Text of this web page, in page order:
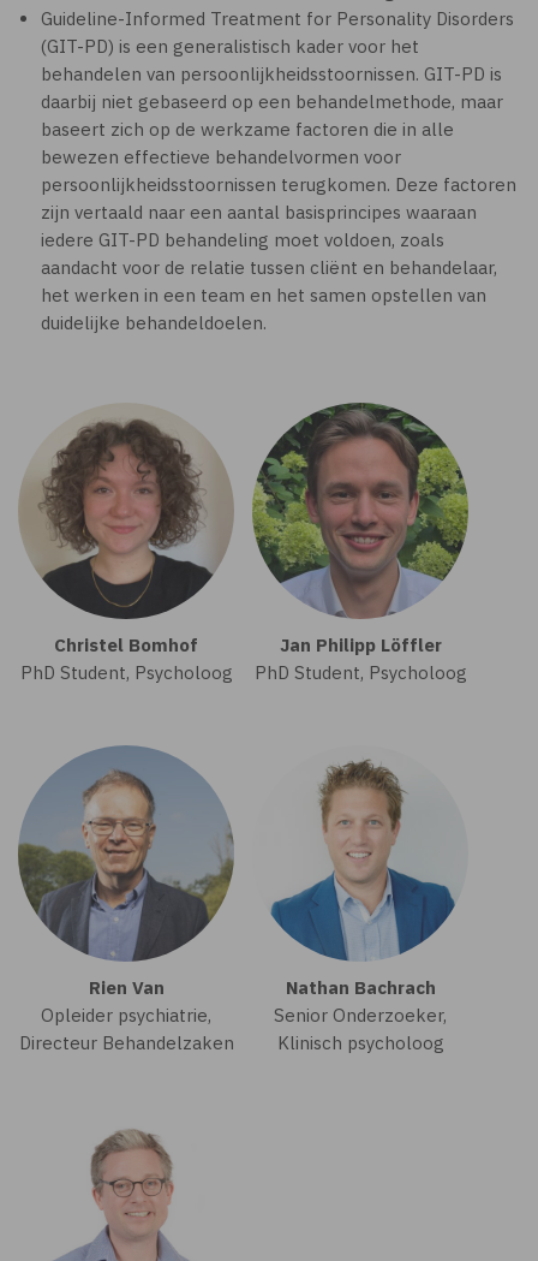
Guideline-Informed Treatment for Personality Disorders
(GIT-PD) is een generalistisch kader voor het
behandelen van persoonlijkheidsstoornissen. GIT-PD is
daarbij niet gebaseerd op een behandelmethode, maar
baseert zich op de werkzame factoren die in alle
bewezen effectieve behandelvormen voor
persoonlijkheidsstoornissen terugkomen. Deze factoren
zijn vertaald naar een aantal basisprincipes waaraan
iedere GIT-PD behandeling moet voldoen, zoals
aandacht voor de relatie tussen cliënt en behandelaar,
het werken in een team en het samen opstellen van
duidelijke behandeldoelen.
Christel Bomhof
PhD Student, Psycholoog
Jan Philipp Löffler
PhD Student, Psycholoog
Rien Van
Opleider psychiatrie,
Directeur Behandelzaken
Nathan Bachrach
Senior Onderzoeker,
Klinisch psycholoog